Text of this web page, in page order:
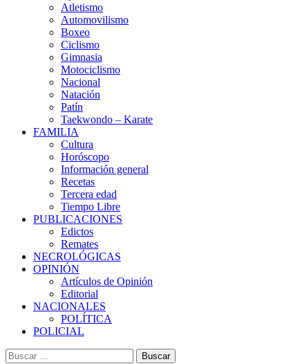
Atletismo
Automovilismo
Boxeo
Ciclismo
Gimnasia
Motociclismo
Nacional
Natación
Patín
Taekwondo – Karate
FAMILIA
Cultura
Horóscopo
Información general
Recetas
Tercera edad
Tiempo Libre
PUBLICACIONES
Edictos
Remates
NECROLÓGICAS
OPINIÓN
Artículos de Opinión
Editorial
NACIONALES
POLÍTICA
POLICIAL
Buscar: